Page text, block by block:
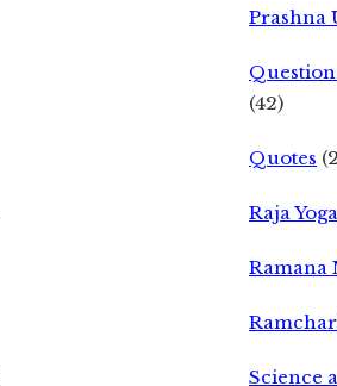
Prashna
(42)
Quotes
Raja Yoga
Ramana
Science